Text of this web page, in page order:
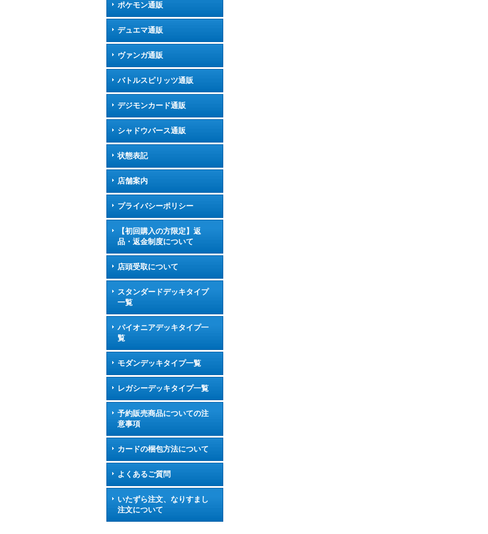
ポケモン通販
デュエマ通販
ヴァンガ通販
バトルスピリッツ通販
デジモンカード通販
シャドウバース通販
状態表記
店舗案内
プライバシーポリシー
【初回購入の方限定】返
品・返金制度について
店頭受取について
スタンダードデッキタイプ
一覧
パイオニアデッキタイプ一
覧
モダンデッキタイプ一覧
レガシーデッキタイプ一覧
予約販売商品についての注
意事項
カードの梱包方法について
よくあるご質問
いたずら注文、なりすまし
注文について